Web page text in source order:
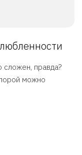
сложен, правда?
можно